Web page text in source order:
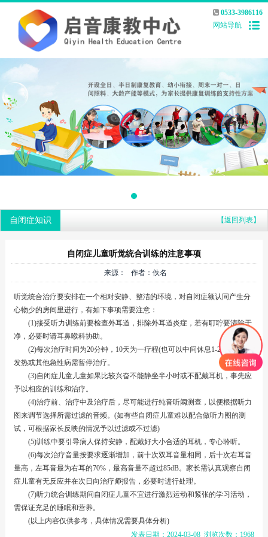
0533-3986116
网站导航
自闭症知识 【返回列表】
自闭症儿童听觉统合训练的注意事项
来源： 作者：佚名
听觉统合治疗要安排在一个相对安静、整洁的环境，对自闭症额认同产生分
心物少的房间里进行，有如下事项需要注意：
(1)接受听力训练前要检查外耳道，排除外耳道炎症，若有耵聍要清除干
净，必要时请耳鼻喉科协助。
(2)每次治疗时间为20分钟，10天为一疗程(也可以中间休息1-2天)，若有
发热或其他急性病需暂停治疗。
(3)自闭症儿童儿童如果比较兴奋不能静坐半小时或不配戴耳机，事先应
予以相应的训练和治疗。
(4)治疗前、治疗中及治疗后，尽可能进行纯音听阈测查，以便根据听力
图来调节选择所需过滤的音频。(如有些自闭症儿童难以配合做听力图的测
试，可根据家长反映的情况予以过滤或不过滤)
(5)训练中要引导病人保持安静，配戴好大小合适的耳机，专心聆听。
(6)每次治疗音量按要求逐渐增加，前十次双耳音量相同，后十次右耳音
量高，左耳音最为右耳的70%，最高音量不超过85dB。家长需认真观察自闭
症儿童有无反应并在次日向治疗师报告，必要时进行处理。
(7)听力统合训练期间自闭症儿童不宜进行激烈运动和紧张的学习活动，
需保证充足的睡眠和营养。
(以上内容仅供参考，具体情况需要具体分析)
发表日期：2024-03-08 浏览次数：1968